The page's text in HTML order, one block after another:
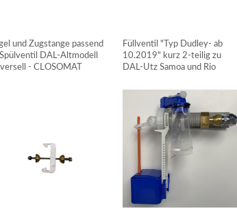
und Zugstange passend
DAL-Altmodell
- CLOSOMAT
Füllventil "Typ Dudley- ab
10.2019" kurz 2-teilig zu
DAL-Utz Samoa und Rio